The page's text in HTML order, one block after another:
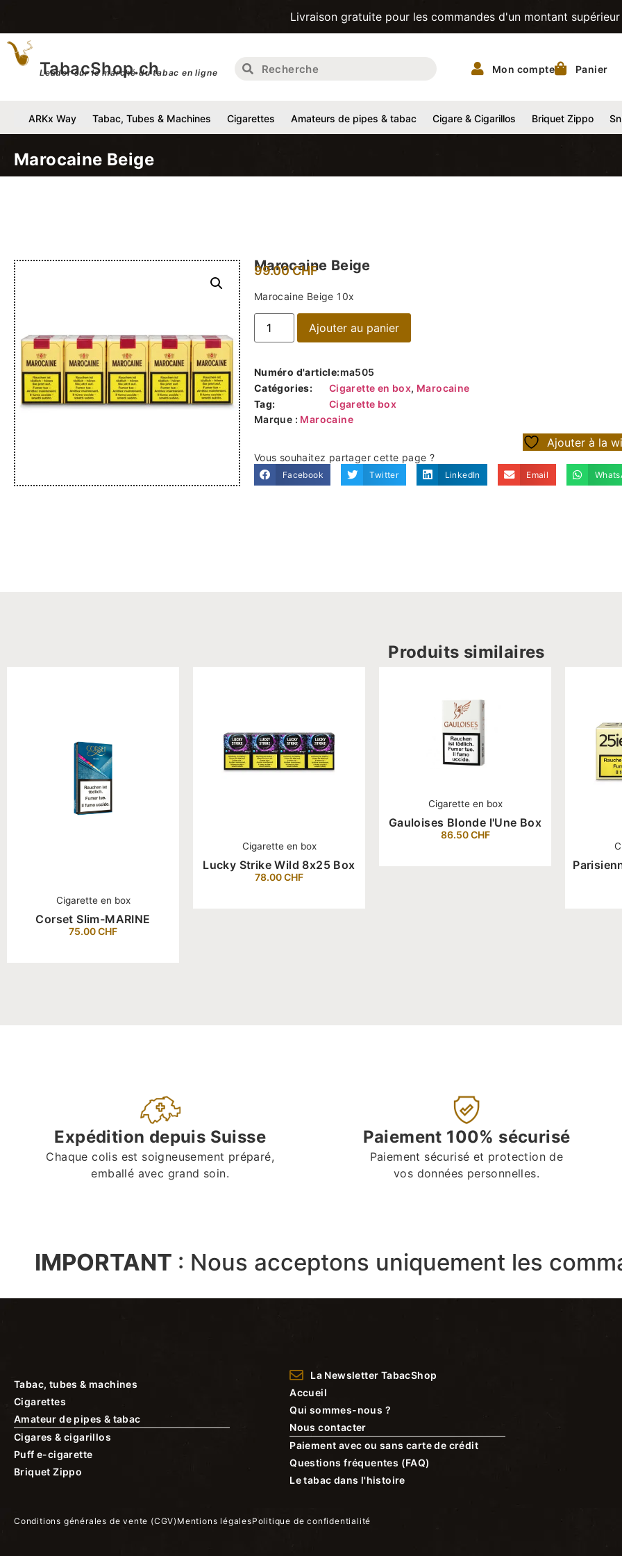
Livraison gratuite pour les commandes d'un montant supérieur à
TabacShop.ch
Leader sur le marché du tabac en ligne Mon compte Panier
ARKx Way Tabac, Tubes & Machines Cigarettes Amateurs de pipes & tabac Cigare & Cigarillos Briquet Zippo
Marocaine Beige
Marocaine Beige
99.00CHF
Marocaine Beige 10x
Ajouter au panier
Numéro d'article:ma505
Catégories:
Cigarette en box, Marocaine
Tag:
Cigarette box
Marque : Marocaine
Ajouter à la
Vous souhaitez partager cette page ?
Facebook Twitter LinkedIn Email
Produits similaires
Cigarette en box
Corset Slim-MARINE
75.00CHF
Cigarette en box
Lucky Strike Wild 8x25 Box
78.00CHF
Cigarette en box
Gauloises Blonde l'Une Box
86.50CHF
Expédition depuis Suisse
Chaque colis est soigneusement préparé,
emballé avec grand soin.
Paiement 100% sécurisé
Paiement sécurisé et protection de
vos données personnelles.
IMPORTANT : Nous acceptons uniquement les
Tabac, tubes & machines
Cigarettes
Amateur de pipes & tabac
Cigares & cigarillos
Puff e-cigarette
Briquet Zippo
La Newsletter TabacShop
Accueil
Qui sommes-nous ?
Nous contacter
Paiement avec ou sans carte de crédit
Questions fréquentes (FAQ)
Le tabac dans l'histoire
Conditions générales de vente (CGV) Mentions légalesPolitique de confidentialité